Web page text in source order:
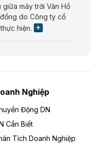
giữa mây trời Vân Hồ
do Công ty cổ
hiện.
điện Bắc Giang do
Bắc Giang làm
Nghiệp
Động DN
Cần Biết
Tích Doanh Nghiệp